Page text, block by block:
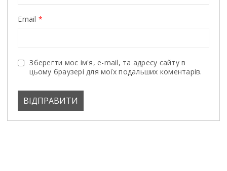
Email *
Зберегти моє ім'я, e-mail, та адресу сайту в
цьому браузері для моїх подальших коментарів.